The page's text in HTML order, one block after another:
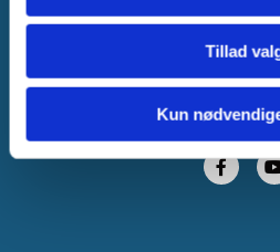
Tillad
Kun
asnaes.sogn@km.dk
91 17 18 64